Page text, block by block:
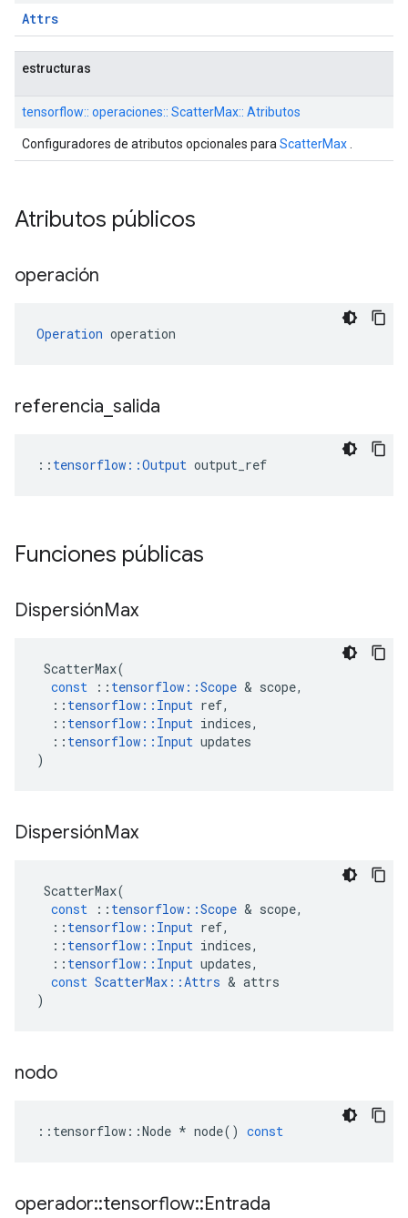
Attrs
estructuras
tensorflow:: operaciones:: ScatterMax:: Atributos
Configuradores de atributos opcionales para ScatterMax
Atributos públicos
operación
Operation operation
referencia salida
:: tensorflow::Output output_ref
Funciones públicas
DispersiónMax
ScatterMax(
const
:: tensorflow ::Scope & scope,
:: tensorflow :: Input ref,
:: tensorflow :: Input indices,
:: tensorflow :: Input updates
)
DispersiónMax
ScatterMax(
const
:: tensorflow ::Scope & scope,
:: tensorflow :: Input ref,
:: tensorflow :: Input indices,
:: tensorflow :: Input updates,
const ScatterMax ::Attrs & attrs
)
nodo
:: tensorflow ::Node * node() const
operador::tensorflow::Entrada